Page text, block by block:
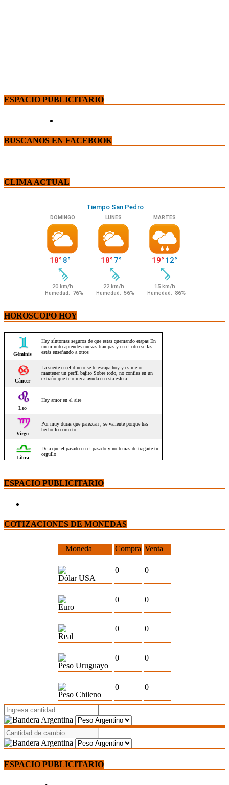
ESPACIO PUBLICITARIO
BUSCANOS EN FACEBOOK
CLIMA ACTUAL
HOROSCOPO HOY
ESPACIO PUBLICITARIO
COTIZACIONES DE MONEDAS
Moneda Compra Venta
Dólar USA
0 0
Euro
0 0
Real
0 0
Peso Uruguayo
0 0
Peso Chileno
0 0
ESPACIO PUBLICITARIO